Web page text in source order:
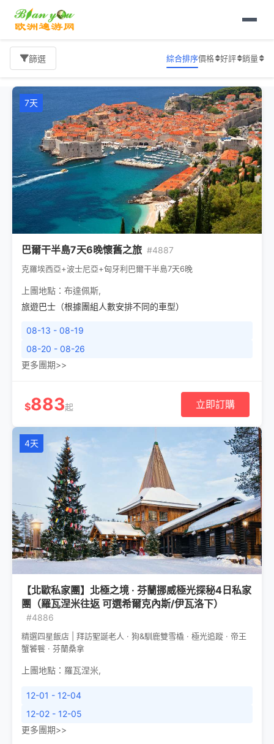
首頁
篩選 綜合排序價格 好評 銷量
7天
巴爾干半島7天6晚懷舊之旅 #4887
克羅埃西亞+波士尼亞+匈牙利巴爾干半島7天6晚
上團地點： 布達佩斯,
旅遊巴士（根據團組人數安排不同的車型）
08-13 - 08-19
08-20 - 08-26
更多團期>>
$883起 立即訂購
4天
【北歐私家團】北極之境 · 芬蘭挪威極光探秘4日私家
團（羅瓦涅米往返 可選希爾克內斯/伊瓦洛下）
#4886
精選四星飯店 | 拜訪聖誕老人 · 狗&馴鹿雙雪橇 · 極光追蹤 · 帝王
蟹饕餮 · 芬蘭桑拿
上團地點： 羅瓦涅米,
12-01 - 12-04
12-02 - 12-05
更多團期>>